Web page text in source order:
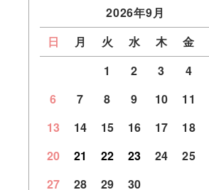
2026年9月
日
月 火 水 木 金
1
2 3 4
6
7 8 9 10 11
13
14 15 16 17 18
20
21 22 23 24 25
27
28 29 30